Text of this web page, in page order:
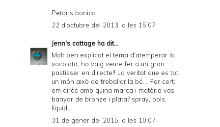
Petons bonica
22 d’octubre del 2013, a les 15:07
Jenn's cottage ha dit...
Molt ben explicat el tema d'atemperar la
xocolata, ho vaig veure fer a un gran
pastisser en directe!! La veritat que es tot
un món això de treballar.la bé... Per cert,
em diràs amb quina marca i matèria vas
banyar de bronze i plata? spray, pols,
líquid..
31 de gener del 2015, a les 10:07